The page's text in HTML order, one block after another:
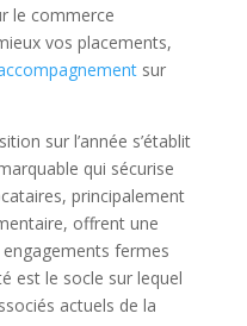
le commerce
vos placements,
sur
sur l’année s’établit
qui sécurise
principalement
offrent une
fermes
est le socle sur lequel
actuels de la